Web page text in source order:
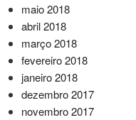
maio 2018
abril 2018
março 2018
fevereiro 2018
janeiro 2018
dezembro 2017
novembro 2017